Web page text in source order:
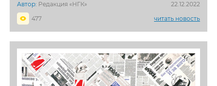
Автор: Редакция «НГК»
22.12.2022
477
читать новость